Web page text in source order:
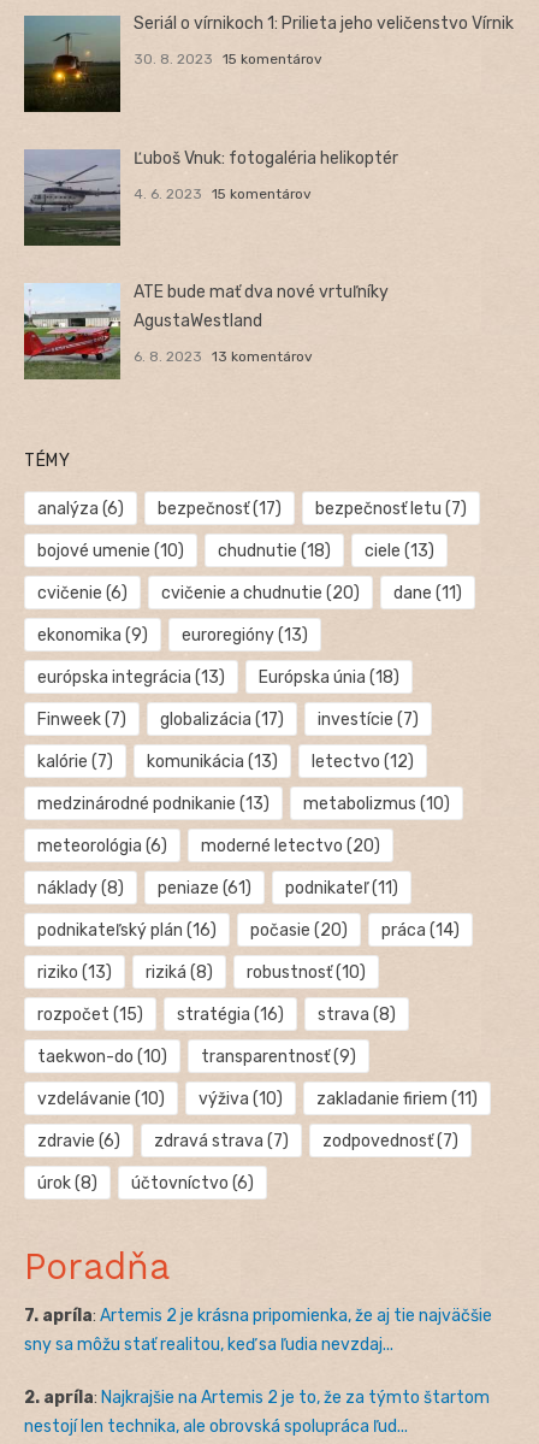
Seriál o vírnikoch 1: Prilieta jeho veličenstvo Vírnik
30. 8. 2023 15 komentárov
Ľuboš Vnuk: fotogaléria helikoptér
4. 6. 2023 15 komentárov
ATE bude mať dva nové vrtuľníky
AgustaWestland
6. 8. 2023 13 komentárov
TÉMY
analýza (6) bezpečnosť(17) bezpečnosť letu (7)
bojové umenie (10) chudnutie (18) ciele (13)
cvičenie (6) cvičenie a chudnutie (20) dane (11)
ekonomika (9) euroregióny(13)
európska integrácia (13) Európska únia (18)
Finweek(7) globalizácia (17) investície (7)
kalórie (7) komunikácia (13) letectvo (12)
medzinárodné podnikanie (13) metabolizmus (10)
meteorológia (6) moderné letectvo (20)
náklady(8) peniaze (61) podnikateľ(11)
podnikateľský plán (16) počasie (20) práca (14)
riziko (13) riziká (8) robustnosť(10)
rozpočet (15) stratégia (16) strava (8)
taekwon-do (10) transparentnosť(9)
vzdelávanie (10) výživa (10) zakladanie firiem (11)
zdravie (6) zdravá strava (7) zodpovednosť(7)
úrok(8) účtovníctvo (6)
Poradňa
7. apríla: Artemis 2 je krásna pripomienka, že aj tie najväčšie
sny sa môžu stať realitou, keď sa ľudia nevzdaj...
2. apríla: Najkrajšie na Artemis 2 je to, že za týmto štartom
nestojí len technika, ale obrovská spolupráca ľud...